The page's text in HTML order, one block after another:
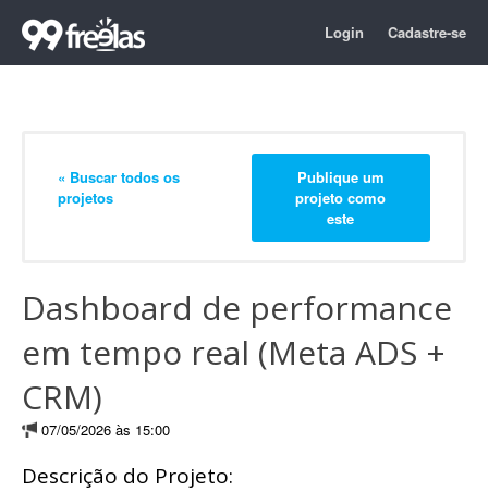
Login Cadastre-se
« Buscar todos os
projetos
Publique um
projeto como
este
Dashboard de performance
em tempo real (Meta ADS +
CRM)
07/05/2026 às 15:00
Descrição do Projeto: